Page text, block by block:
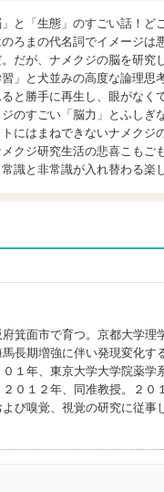
と「生態」のすごい話！ど
ろまの代名詞でイメージは
だが、ナメクジの脳を研
」と犬並みの高度な論理思
と勝手に再生し、眼がなく
のすごい「脳力」とふしぎ
にはまねできないナメクジ
クジ研究生活の悲喜こもご
識と非常識が入れ替わる楽
箕面市で育つ。京都大学
長期増強に伴い発現変化
１年、東京大学大学院薬
０１２年、同准教授。２
び嗅覚、視覚の研究に従